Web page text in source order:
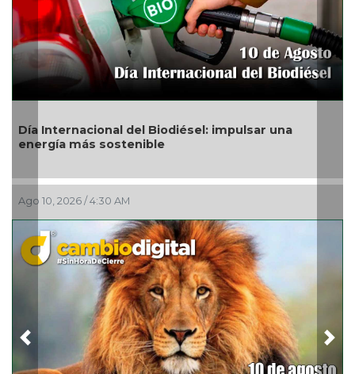
Incendian una granja en Álamo
Ago 09, 2026 / 6:28 PM
Previous